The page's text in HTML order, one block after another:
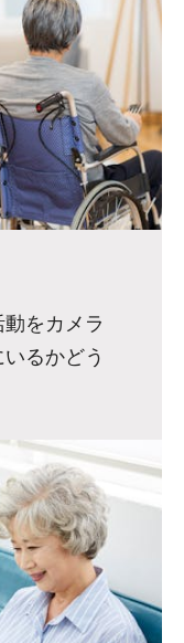
をカメラ
るかどう